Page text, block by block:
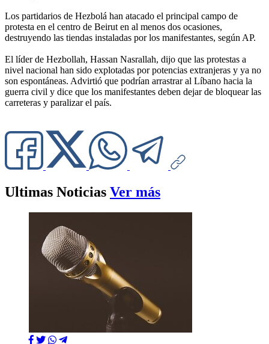
Los partidarios de Hezbolá han atacado el principal campo de
protesta en el centro de Beirut en al menos dos ocasiones,
destruyendo las tiendas instaladas por los manifestantes, según AP.
El líder de Hezbollah, Hassan Nasrallah, dijo que las protestas a
nivel nacional han sido explotadas por potencias extranjeras y ya no
son espontáneas. Advirtió que podrían arrastrar al Líbano hacia la
guerra civil y dice que los manifestantes deben dejar de bloquear las
carreteras y paralizar el país.
Ultimas Noticias Ver más